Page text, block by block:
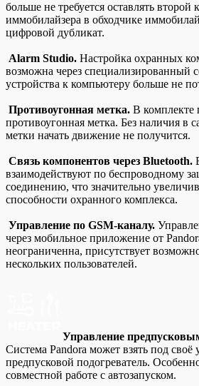
больше не требуется оставлять
иммобилайзера в обходчике
цифровой дубликат.
Alarm Studio. Настройка охранных
возможна через специализированный
устройства к компьютеру больше не
Противоугонная метка. В комплекте
противоугонная метка. Без наличия в
метки начать движение не получится.
Связь компонентов через Bluetooth.
взаимодействуют по беспроводному
соединению, что значительно
способности охранного комплекса.
Управление по GSM-каналу.
через мобильное приложение от
неограниченна, присутствует
нескольких пользователей.
Управление
Система Pandora может взять под
предпусковой подогреватель.
совместной работе с автозапуском.